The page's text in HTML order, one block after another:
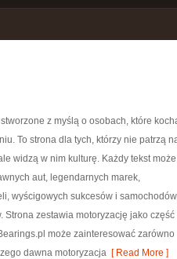
z myślą o osobach, które
To strona dla tych, którzy nie patrzą
widzą w nim kulturę. Każdy tekst
aut, legendarnych marek,
wyścigowych sukcesów i
Strona zestawia motoryzację jako część
może zainteresować zarówno
dawna motoryzacja [ Read More ]